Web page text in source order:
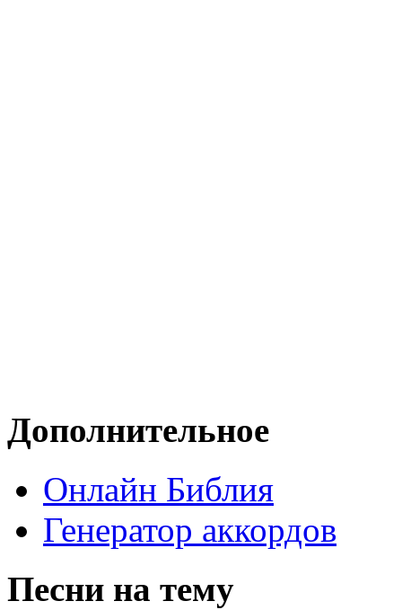
Дополнительное
Онлайн Библия
Генератор аккордов
Песни на тему